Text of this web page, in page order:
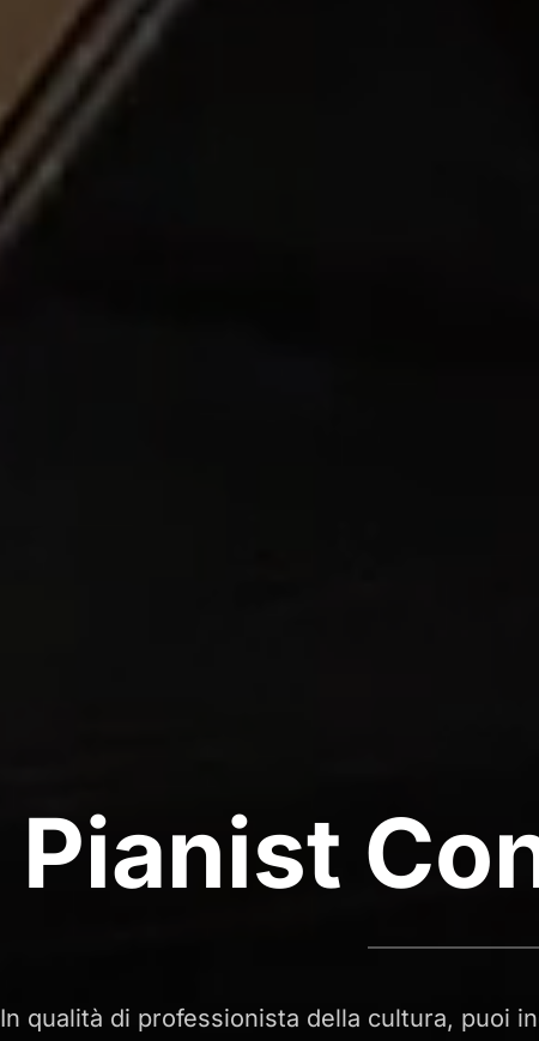
Pianist
In qualità di professionista della cultura, puoi